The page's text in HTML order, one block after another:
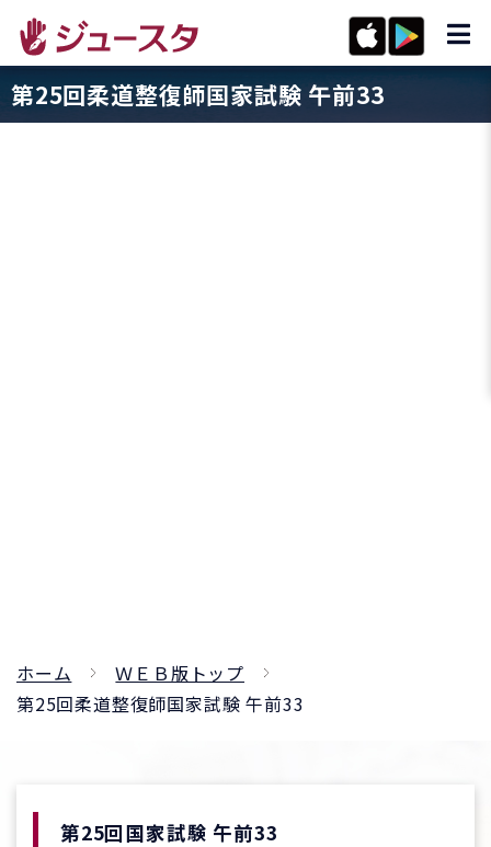
第25回柔道整復師国家試験 午前33
ホーム
ＷＥＢ版トップ
第25回柔道整復師国家試験 午前33
第25回国家試験 午前33